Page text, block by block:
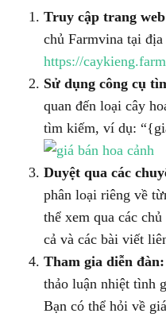
Truy cập trang
chủ Farmvina tại
https://
Sử dụng công cụ
quan đến loại cây
tìm kiếm, ví dụ:
Duyệt qua các
phân loại riêng về
thể xem qua các
cả và các bài viết
Tham gia diễn đàn:
thảo luận nhiệt tình
Bạn có thể hỏi về